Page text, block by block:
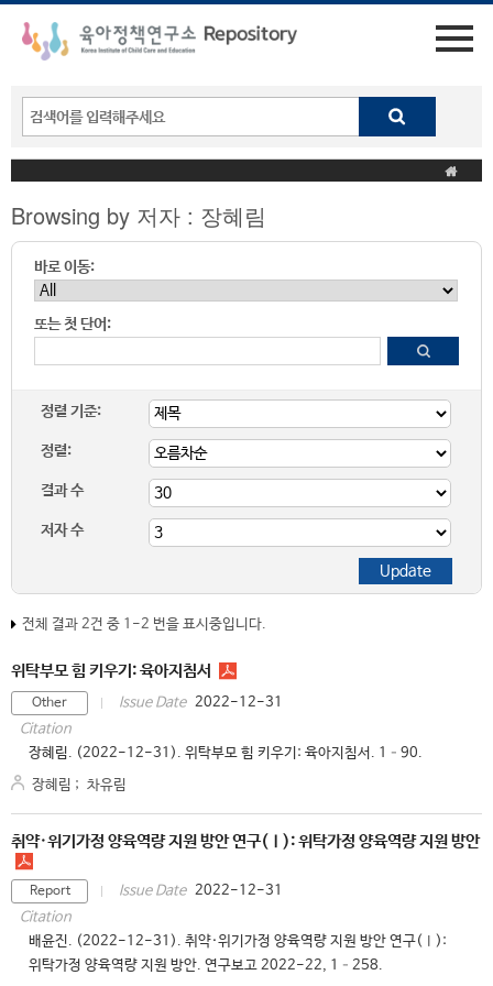
Browsing by 저자 : 장혜림
바로 이동:
또는 첫 단어:
정렬 기준:
정렬:
결과 수
저자 수
전체 결과 2건 중 1-2 번을 표시중입니다.
위탁부모 힘 키우기: 육아지침서
Other Issue Date 2022-12-31
Citation
장혜림. (2022-12-31). 위탁부모 힘 키우기: 육아지침서. 1–90.
장혜림 ; 차유림
취약·위기가정 양육역량 지원 방안 연구(Ⅰ): 위탁가정 양육역량 지원 방안
Report Issue Date 2022-12-31
Citation
배윤진. (2022-12-31). 취약·위기가정 양육역량 지원 방안 연구(Ⅰ):
위탁가정 양육역량 지원 방안. 연구보고 2022-22, 1–258.